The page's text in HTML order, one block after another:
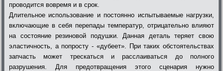
проводится вовремя и в срок.
Длительное использование и постоянно испытываемые нагрузки,
включающие в себя перепады температур, отрицательно влияют
на состояние резиновой подушки. Данная деталь теряет свою
эластичность, а попросту - «дубеет». При таких обстоятельствах
запчасть может трескаться и расслаиваться до полного
разрушения. Для предотвращения этого сценария нужно